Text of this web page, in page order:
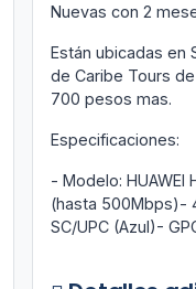
Nuevas con 2
Están ubicadas en
de Caribe Tours
700 pesos mas.
Especificaciones:
- Modelo: HUAWEI
(hasta 500Mbps)-
SC/UPC (Azul)-